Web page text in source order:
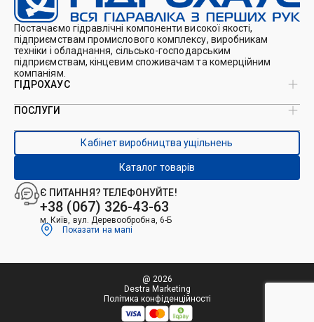
Постачаємо гідравлічні компоненти високої якості,
підприємствам промислового комплексу, виробникам
техніки і обладнання, сільсько-господарським
підприємствам, кінцевим споживачам та комерційним
компаніям.
Є ПИТАННЯ? ТЕЛЕФОНУЙТЕ!
+38 (067) 326-43-63
м. Київ, вул. Деревообробна, 6-Б
Показати на мапі
ГІДРОХАУС
Про нас
Каталоги
Контакти
ПОСЛУГИ
Виробництво ущільнень
Виробництво гідроциліндрів
Ремонт гідроциліндрів
Ремонт і виготовлення РВТ
Ремонт техніки
Гідрофікація авто
Кабінет виробництва ущільнень
Каталог товарів
@ 2026
Destra Marketing
Політика конфіденційності